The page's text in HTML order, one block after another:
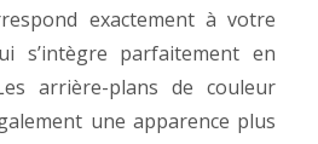
exactement à votre
s’intègre parfaitement en
arrière-plans de couleur
une apparence plus